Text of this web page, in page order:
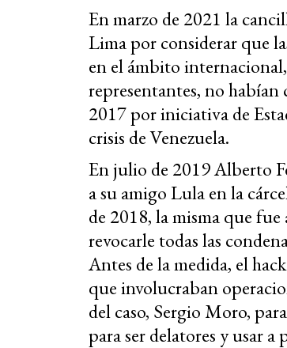
En marzo de 2021 la
Lima por considerar que
en el ámbito
representantes, no habían
2017 por iniciativa de
crisis de Venezuela.
En julio de 2019 Alberto
a su amigo Lula en la
de 2018, la misma que
revocarle todas las
Antes de la medida, el
que involucraban
del caso, Sergio Moro,
para ser delatores y usar